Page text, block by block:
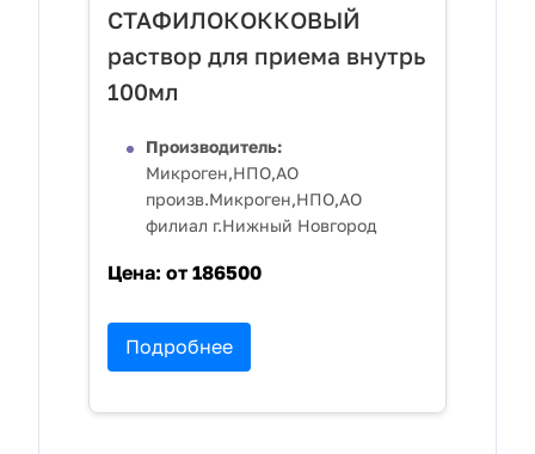
СТАФИЛОКОККОВЫЙ
раствор для приема внутрь
100мл
Производитель:
Микроген,НПО,АО
произв.Микроген,НПО,АО
филиал г.Нижный Новгород
Цена: от 186500
Подробнее